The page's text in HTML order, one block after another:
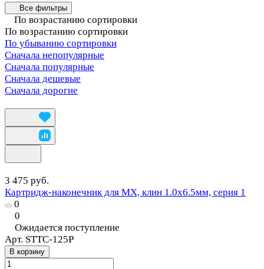
Все фильтры
По возрастанию сортировки
По возрастанию сортировки
По убыванию сортировки
Сначала непопулярные
Сначала популярные
Сначала дешевые
Сначала дорогие
3 475 руб.
Картридж-наконечник для MX, клин 1.0х6.5мм, серия 1
0
0
Ожидается поступление
Арт. STTC-125P
В корзину